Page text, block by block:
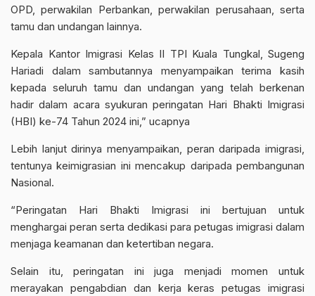
OPD, perwakilan Perbankan, perwakilan perusahaan, serta
tamu dan undangan lainnya.
Kepala Kantor Imigrasi Kelas II TPI Kuala Tungkal, Sugeng
Hariadi dalam sambutannya menyampaikan terima kasih
kepada seluruh tamu dan undangan yang telah berkenan
hadir dalam acara syukuran peringatan Hari Bhakti Imigrasi
(HBI) ke-74 Tahun 2024 ini,” ucapnya
Lebih lanjut dirinya menyampaikan, peran daripada imigrasi,
tentunya keimigrasian ini mencakup daripada pembangunan
Nasional.
“Peringatan Hari Bhakti Imigrasi ini bertujuan untuk
menghargai peran serta dedikasi para petugas imigrasi dalam
menjaga keamanan dan ketertiban negara.
Selain itu, peringatan ini juga menjadi momen untuk
merayakan pengabdian dan kerja keras petugas imigrasi